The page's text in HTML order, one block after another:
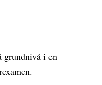
grundnivå i en